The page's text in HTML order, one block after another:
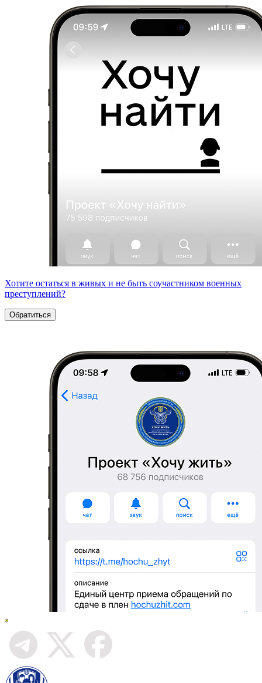
Хотите остаться в живых и не быть соучастником военных
преступлений?
Обратиться